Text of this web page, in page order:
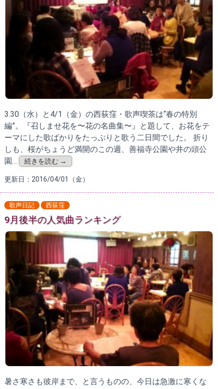
3.30（水）と4/1（金）の西荻窪・歌声喫茶は“春の特別
編”。『召しませ花を〜花の名曲集〜』と題して、お花をテ
ーマにした歌ばかりをたっぷりと歌う二日間でした。 折り
しも、桜がちょうど満開のこの週、善福寺公園や井の頭公
園…
続きを読む →
更新日：2016/04/01（金）
歌声日記 西荻窪
9月後半の人気曲ランキング
暑さ寒さも彼岸まで、と言うものの、今日は急激に寒くな